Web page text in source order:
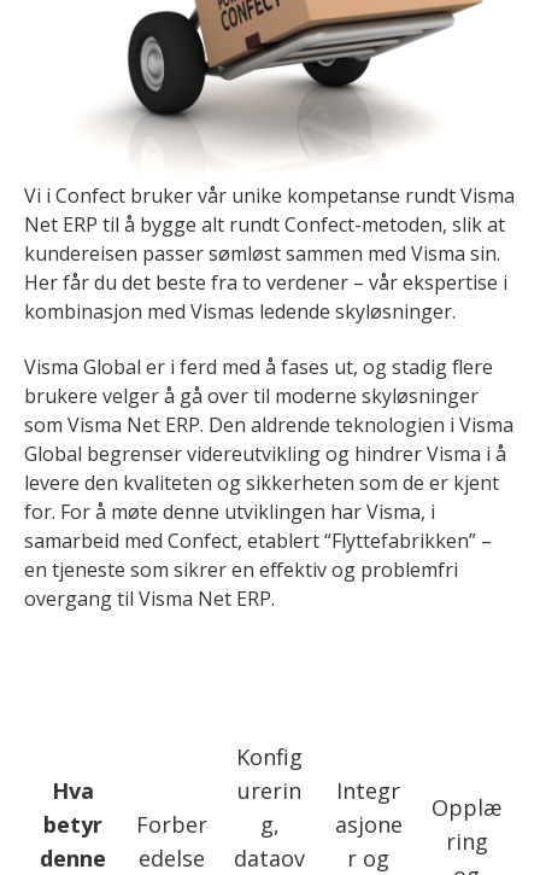
Vi i Confect bruker vår unike kompetanse rundt Visma
Net ERP til å bygge alt rundtConfect-metoden, slik at
kundereisen passer sømløst sammen med Visma sin.
Her får du det beste fra to verdener – vår ekspertise i
kombinasjon med Vismas ledende skyløsninger.
Visma Global er i ferd med å fases ut, og stadig flere
brukere velger å gå over til moderne skyløsninger
som Visma Net ERP. Den aldrende teknologien i Visma
Global begrenser videreutvikling og hindrer Visma i å
levere den kvaliteten og sikkerheten som de er kjent
for. For å møte denne utviklingen har Visma, i
samarbeid med Confect, etablert “Flyttefabrikken” –
en tjeneste som sikrer en effektiv og problemfri
overgang til Visma Net ERP.
Hva
betyr
denne
Forber
edelse
Konfig
urerin
g,
dataov
Integr
asjone
r og
Opplæ
ring